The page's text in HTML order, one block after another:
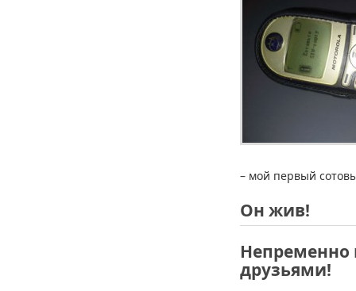
– мой первый
Он жив!
Непременно
друзьями!